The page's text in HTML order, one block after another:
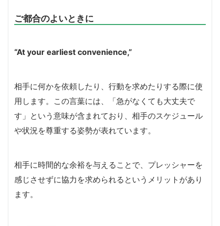
ご都合のよいときに
“At your earliest convenience,”
相手に何かを依頼したり、行動を求めたりする際に使
用します。この言葉には、「急がなくても大丈夫で
す」という意味が含まれており、相手のスケジュール
や状況を尊重する姿勢が表れています。
相手に時間的な余裕を与えることで、プレッシャーを
感じさせずに協力を求められるというメリットがあり
ます。